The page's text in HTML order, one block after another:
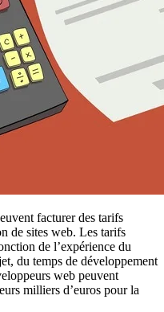
facturer des tarifs
de sites web. Les tarifs
de l’expérience du
du temps de développement
web peuvent
milliers d’euros pour la